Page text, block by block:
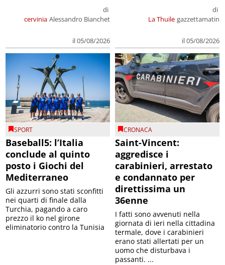
cervinia
di
Alessandro Bianchet
il 05/08/2026
La Thuile
di
gazzettamatin
il 05/08/2026
SPORT
Baseball5: l’Italia
conclude al quinto
posto i Giochi del
Mediterraneo
Gli azzurri sono stati sconfitti
nei quarti di finale dalla
Turchia, pagando a caro
prezzo il ko nel girone
eliminatorio contro la Tunisia
CRONACA
Saint-Vincent:
aggredisce i
carabinieri, arrestato
e condannato per
direttissima un
36enne
I fatti sono avvenuti nella
giornata di ieri nella cittadina
termale, dove i carabinieri
erano stati allertati per un
uomo che disturbava i
passanti. ...